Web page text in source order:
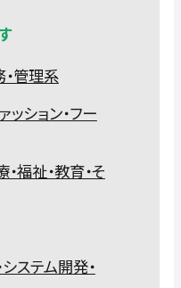
・管理系
ッション・フー
福祉・教育・そ
ステム開発・